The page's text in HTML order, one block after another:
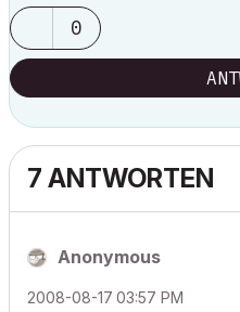
0
7 ANTWORTEN
Anonymous
‎2008-08-17 03:57 PM